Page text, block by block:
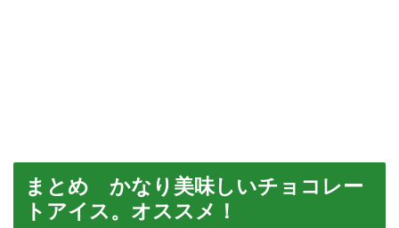
まとめ かなり美味しいチョコレー
トアイス。オススメ！